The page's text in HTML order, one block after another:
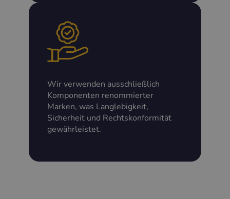
Wir verwenden ausschließlich
Komponenten renommierter
Marken, was Langlebigkeit,
Sicherheit und Rechtskonformität
gewährleistet.